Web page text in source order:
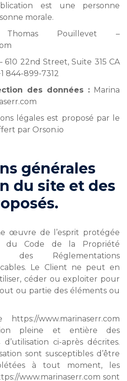
est une personne
morale.
Pouillevet –
610 22nd Street, Suite 315 CA
844-899-7312
des données : Marina
légales est proposé par le
par Orson.io
générales
du site et des
œuvre de l’esprit protégée
du Code de la Propriété
des Réglementations
Le Client ne peut en
céder ou exploiter pour
ou partie des éléments ou
www.marinaserr.com
pleine et entière des
ci-après décrites.
sont susceptibles d’être
à tout moment, les
www.marinaserr.com sont